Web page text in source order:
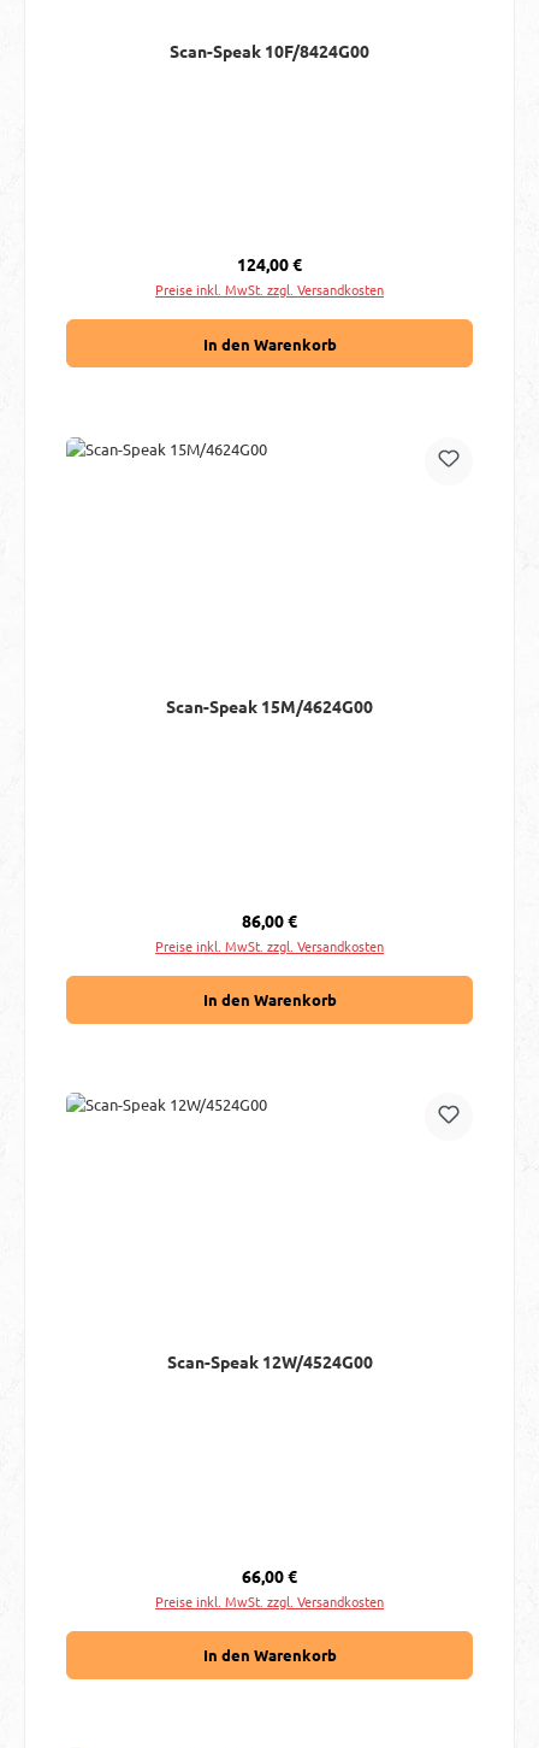
Scan-Speak 10F/8424G00
Regulärer Preis:
124,00 €
Preise inkl. MwSt. zzgl. Versandkosten
In den Warenkorb
Scan-Speak 15M/4624G00
Regulärer Preis:
86,00 €
Preise inkl. MwSt. zzgl. Versandkosten
In den Warenkorb
Scan-Speak 12W/4524G00
Regulärer Preis:
66,00 €
Preise inkl. MwSt. zzgl. Versandkosten
In den Warenkorb